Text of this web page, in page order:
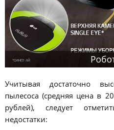
Учитывая достаточно
пылесоса (средняя цена в
рублей), следует
недостатки: